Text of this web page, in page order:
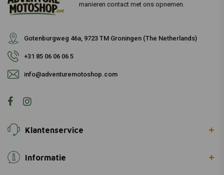
manieren contact met ons opnemen.
Gotenburgweg 46a, 9723 TM Groningen (The Netherlands)
+31 85 06 06 06 5
info@adventuremotoshop.com
Klantenservice
Informatie